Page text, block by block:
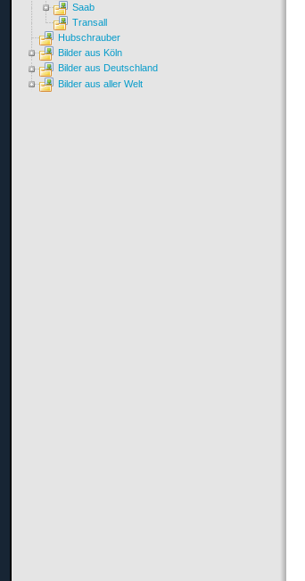
Saab
Transall
Hubschrauber
Bilder aus Köln
Bilder aus Deutschland
Bilder aus aller Welt